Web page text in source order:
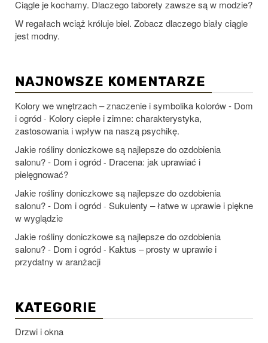
Ciągle je kochamy. Dlaczego taborety zawsze są w modzie?
W regałach wciąż króluje biel. Zobacz dlaczego biały ciągle
jest modny.
NAJNOWSZE KOMENTARZE
Kolory we wnętrzach – znaczenie i symbolika kolorów - Dom
i ogród - Kolory ciepłe i zimne: charakterystyka,
zastosowania i wpływ na naszą psychikę.
Jakie rośliny doniczkowe są najlepsze do ozdobienia
salonu? - Dom i ogród - Dracena: jak uprawiać i
pielęgnować?
Jakie rośliny doniczkowe są najlepsze do ozdobienia
salonu? - Dom i ogród - Sukulenty – łatwe w uprawie i piękne
w wyglądzie
Jakie rośliny doniczkowe są najlepsze do ozdobienia
salonu? - Dom i ogród - Kaktus – prosty w uprawie i
przydatny w aranżacji
KATEGORIE
Drzwi i okna